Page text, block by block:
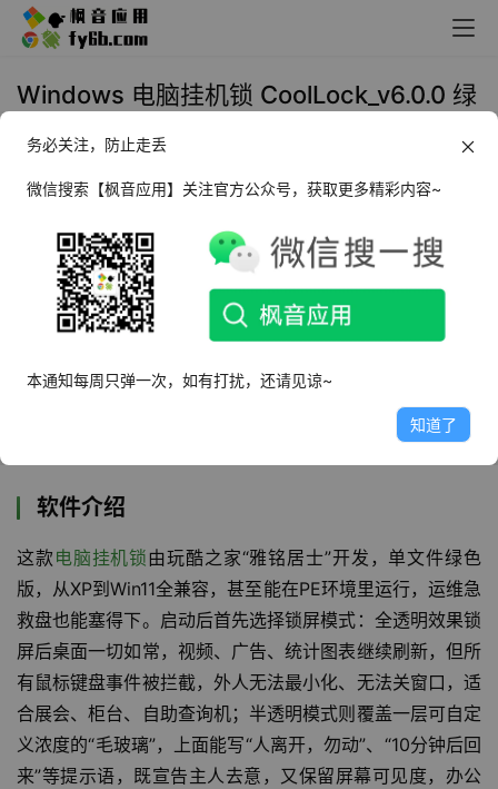
Windows 电脑挂机锁 CoolLock_v6.0.0 绿
2025年12月24日 17:01 实用工具
前言
临时起身去接水，担心同事乱动电脑里的报价表；展台播放
PPT，又怕路过的人随手关掉窗口；更尴尬的是去洗手间，
回来发现屏幕被“好心”关机，做了半天的流程图没保存。系
统自带的Win+L虽然能锁屏，但登录界面千篇一律，遇到没
软件介绍
这款 电脑挂机锁由玩酷之家“雅铭居士”开发，单文件绿色
版，从XP到Win11全兼容，甚至能在PE环境里运行，运维急
救盘也能塞得下。启动后首先选择锁屏模式：全透明效果锁
屏后桌面一切如常，视频、广告、统计图表继续刷新，但所
有鼠标键盘事件被拦截，外人无法最小化、无法关窗口，适
合展会、柜台、自助查询机；半透明模式则覆盖一层可自定
义浓度的“毛玻璃”，上面能写“人离开，勿动”、“10分钟后回
来”等提示语，既宣告主人去意，又保留屏幕可见度，办公
务必关注，防止走丢
微信搜索【枫音应用】关注官方公众号，获取更多精彩内容~
本通知每周只弹一次，如有打扰，还请见谅~
知道了